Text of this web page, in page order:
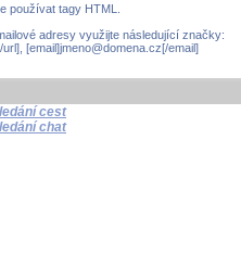
používat tagy HTML.
adresy využijte následující značky:
[email]jmeno@domena.cz[/email]
cest
chat